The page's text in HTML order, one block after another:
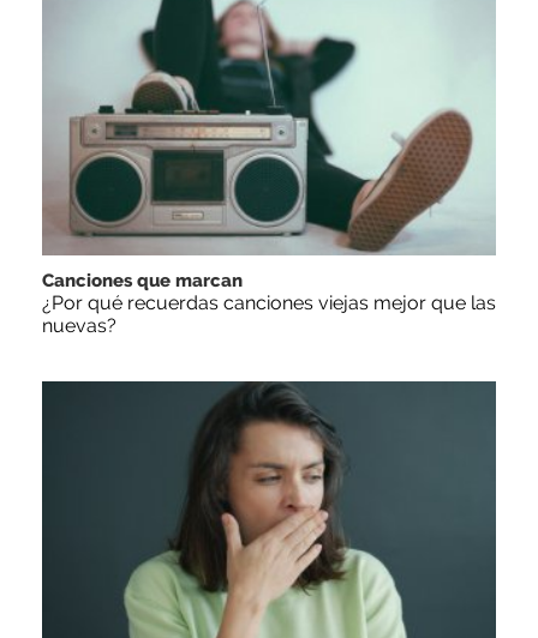
Canciones que marcan
¿Por qué recuerdas canciones viejas mejor que las
nuevas?